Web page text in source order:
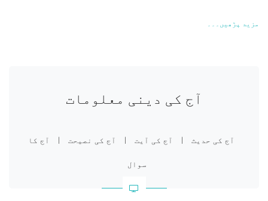
مزید پڑھیں۔۔۔
آج کی دینی معلومات
آج کی حدیث | آج کی آیت | آج کی نصیحت | آج کا
سوال